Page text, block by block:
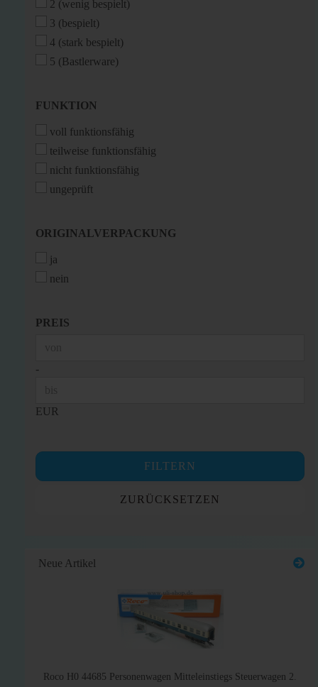
2 (wenig bespielt)
3 (bespielt)
4 (stark bespielt)
5 (Bastlerware)
FUNKTION
FUNKTION
voll funktionsfähig
teilweise funktionsfähig
nicht funktionsfähig
ungeprüft
ORIGINALVERPACKUNG
ORIGINALVERPACKUNG
ja
nein
PREIS
PREIS
-
EUR
FILTERN
ZURÜCKSETZEN
Neue Artikel
Roco H0 44685 Personenwagen Mitteleinstiegs Steuerwagen 2.